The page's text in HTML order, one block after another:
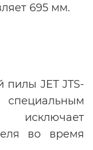
695 мм.
пилы JET JTS-
во время